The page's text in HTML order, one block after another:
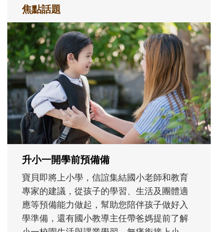
焦點話題
和孩子一起長大的那個男人│讀懂父親的
不同模樣
沒有人天生就擅長當爸爸！男人總是在一次
次「前所未有」的體驗中，跟著孩子一起長
大。從給予安全感的肢體遊戲，到獨立自
主、角色認同及解決問題的能力養成。爸爸
正嘗試用不同的模樣，參與孩子每個重要的